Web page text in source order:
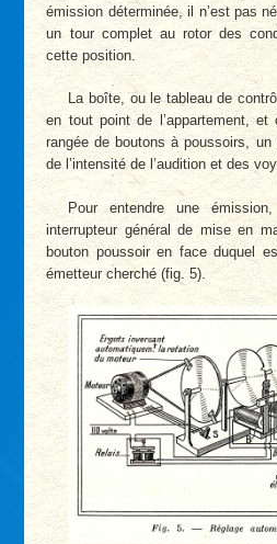
émission déterminée, il n’est pas
un tour complet au rotor des
cette position.
La boîte, ou le tableau de
en tout point de l’appartement, et
rangée de boutons à poussoirs,
de l’intensité de l’audition et des
Pour entendre une
interrupteur général de mise en
bouton poussoir en face duquel
émetteur cherché (fig. 5).